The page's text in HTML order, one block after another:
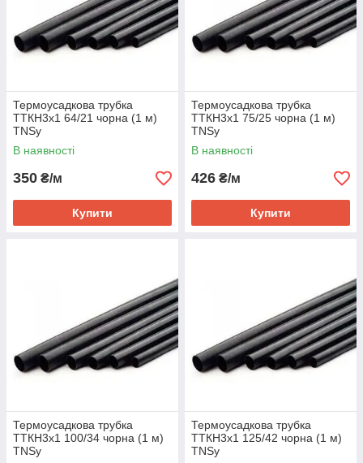
Термоусадкова трубка
ТТКН3х1 64/21 чорна (1 м)
TNSy
В наявності
350 ₴/м
Купити
Термоусадкова трубка
ТТКН3х1 75/25 чорна (1 м)
TNSy
В наявності
426 ₴/м
Купити
Термоусадкова трубка
ТТКН3х1 100/34 чорна (1 м)
TNSy
Термоусадкова трубка
ТТКН3х1 125/42 чорна (1 м)
TNSy